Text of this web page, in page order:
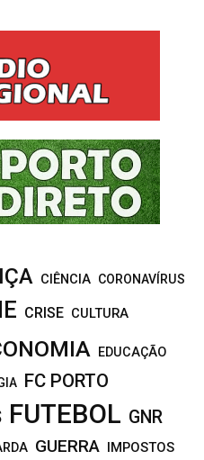
CIÊNCIA CORONAVÍRUS
CRISE CULTURA
EDUCAÇÃO
FC PORTO
FUTEBOL GNR
GUERRA IMPOSTOS